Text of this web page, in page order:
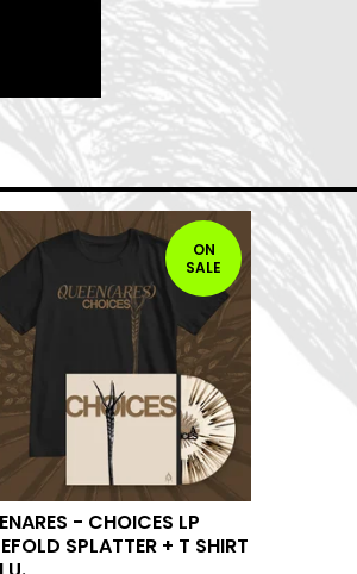
ON
SALE
- CHOICES LP
SPLATTER + T SHIRT